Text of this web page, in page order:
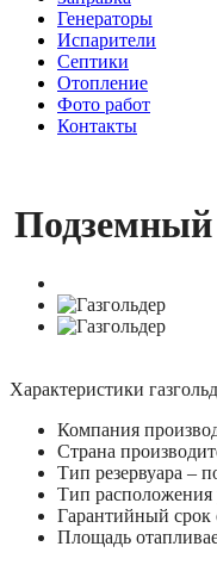
Генераторы
Испарители
Септики
Отопление
Фото работ
Контакты
Подземный
Характеристики
Компания
Страна
Тип резервуара –
Тип расположения
Гарантийный срок
Площадь